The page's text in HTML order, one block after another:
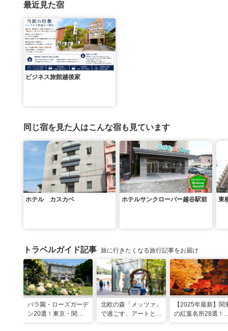
最近見た宿
ビジネス旅館越後家
同じ宿を見た人はこんな宿も見ています
ホテル カスカベ ホテルサンクローバー越谷駅前 東
トラベルガイド記事 旅に行きたくなる旅行記事をお届け
バラ園・ローズガーデ
ン20選！東京・関東
北欧の森「メッツァ」
で過ごす、アートとム
【2025年最新】関
の紅葉名所28選！